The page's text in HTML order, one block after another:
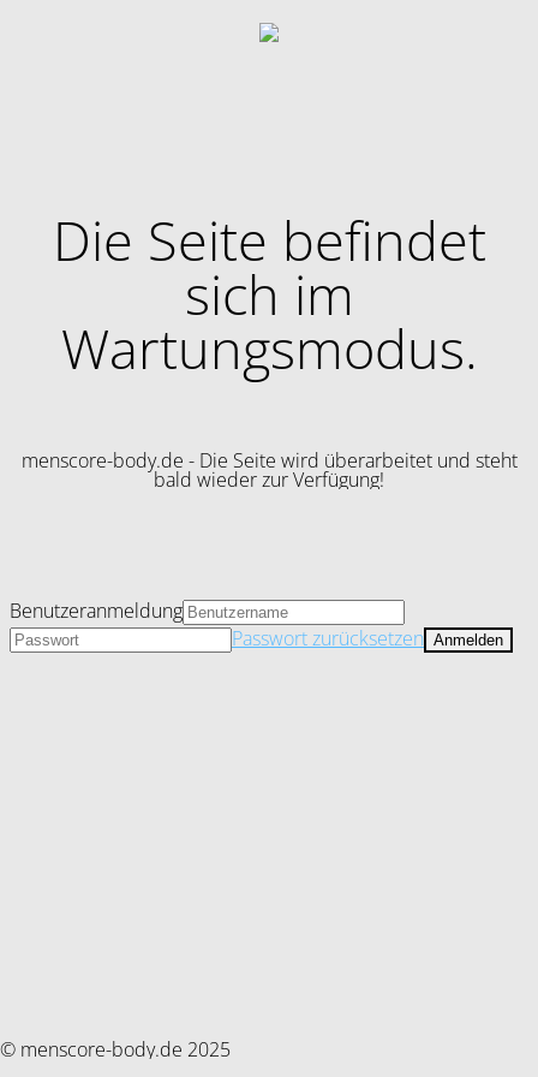
Die Seite befindet
sich im
Wartungsmodus.
menscore-body.de - Die Seite wird überarbeitet und steht
bald wieder zur Verfügung!
© menscore-body.de 2025
Benutzeranmeldung
Passwort zurücksetzen